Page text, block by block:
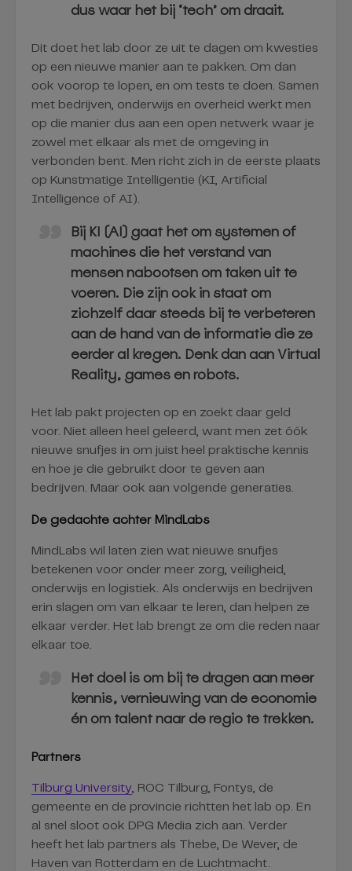
dus waar het bij ‘tech’ om draait.
Dit doet het lab door ze uit te dagen om kwesties
op een nieuwe manier aan te pakken. Om dan
ook voorop te lopen, en om tests te doen. Samen
met bedrijven, onderwijs en overheid werkt men
op die manier dus aan een open netwerk waar je
zowel met elkaar als met de omgeving in
verbonden bent. Men richt zich in de eerste plaats
op Kunstmatige Intelligentie (KI, Artificial
Intelligence of AI).
Bij KI (AI) gaat het om systemen of
machines die het verstand van
mensen nabootsen om taken uit te
voeren. Die zijn ook in staat om
zichzelf daar steeds bij te verbeteren
aan de hand van de informatie die ze
eerder al kregen. Denk dan aan Virtual
Reality, games en robots.
Het lab pakt projecten op en zoekt daar geld
voor. Niet alleen heel geleerd, want men zet óók
nieuwe snufjes in om juist heel praktische kennis
en hoe je die gebruikt door te geven aan
bedrijven. Maar ook aan volgende generaties.
De gedachte achter MindLabs
MindLabs wil laten zien wat nieuwe snufjes
betekenen voor onder meer zorg, veiligheid,
onderwijs en logistiek. Als onderwijs en bedrijven
erin slagen om van elkaar te leren, dan helpen ze
elkaar verder. Het lab brengt ze om die reden naar
elkaar toe.
Het doel is om bij te dragen aan meer
kennis, vernieuwing van de economie
én om talent naar de regio te trekken.
Partners
Tilburg University, ROC Tilburg, Fontys, de
gemeente en de provincie richtten het lab op. En
al snel sloot ook DPG Media zich aan. Verder
heeft het lab partners als Thebe, De Wever, de
Haven van Rotterdam en de Luchtmacht.